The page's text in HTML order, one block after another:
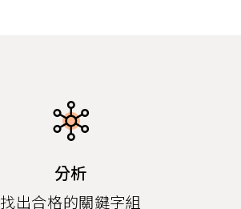
分析
找出合格的關鍵字組